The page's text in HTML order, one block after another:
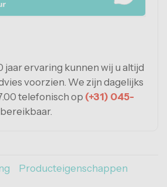
jaar ervaring kunnen wij u altijd
voorzien. We zijn dagelijks
telefonisch op (+31) 045-
Producteigenschappen